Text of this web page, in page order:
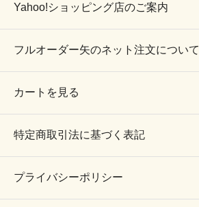
Yahoo!ショッピング店のご案内
フルオーダー矢のネット注文について
カートを見る
特定商取引法に基づく表記
プライバシーポリシー